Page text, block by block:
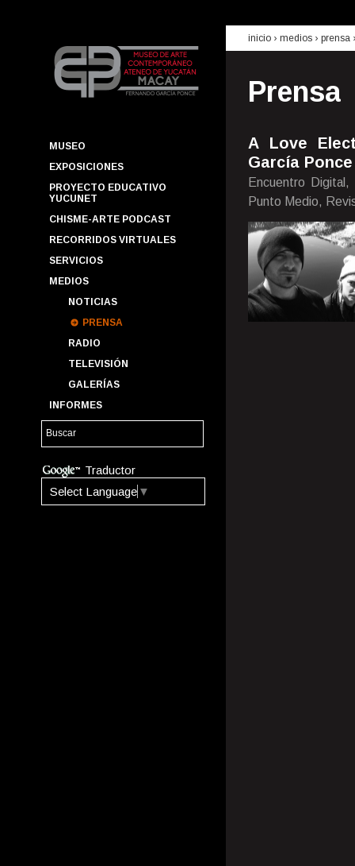
MUSEO
EXPOSICIONES
PROYECTO EDUCATIVO
YUCUNET
CHISME-ARTE PODCAST
RECORRIDOS VIRTUALES
SERVICIOS
MEDIOS
NOTICIAS
PRENSA
RADIO
TELEVISIÓN
GALERÍAS
INFORMES
Traductor
Select Language ▼
inicio › medios › prensa
Prensa
A Love
García
Encuentro
Punto Medio,